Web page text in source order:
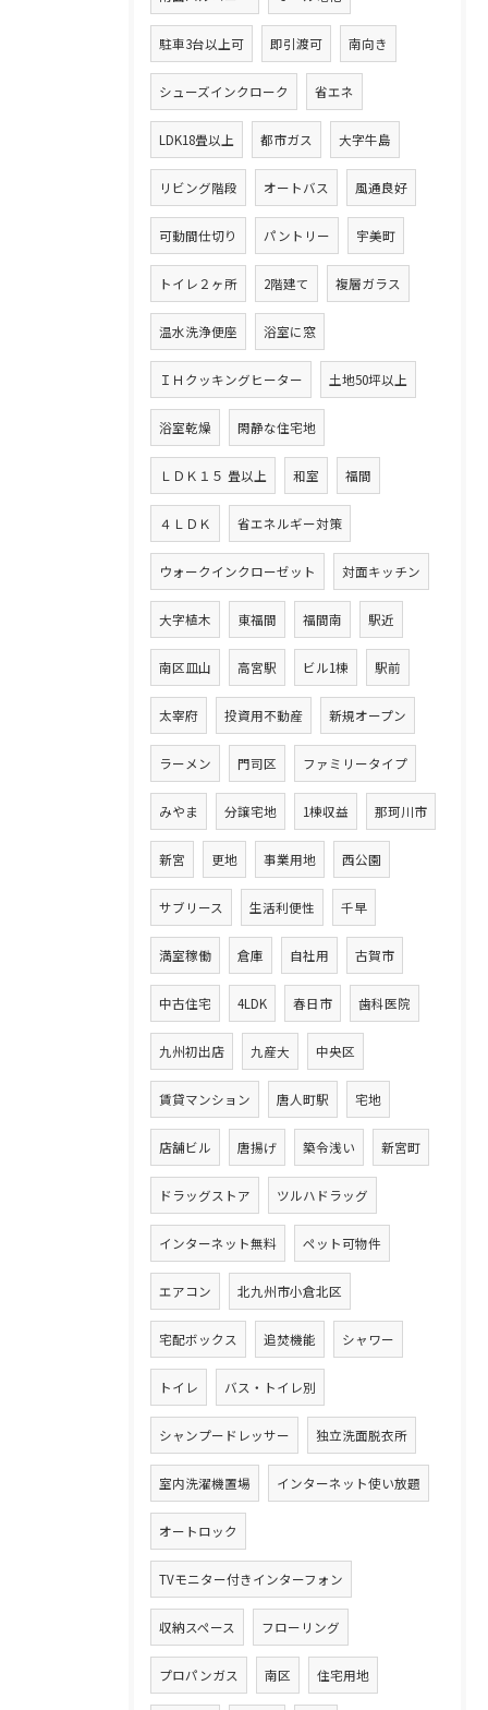
駐車3台以上可 即引渡可 南向き
シューズインクローク 省エネ
LDK18畳以上 都市ガス 大字牛島
リビング階段 オートバス 風通良好
可動間仕切り パントリー 宇美町
トイレ２ヶ所 2階建て 複層ガラス
温水洗浄便座 浴室に窓
ＩＨクッキングヒーター 土地50坪以上
浴室乾燥 閑静な住宅地
ＬＤＫ１５ 畳以上 和室 福間
４ＬＤＫ 省エネルギー対策
ウォークインクローゼット 対面キッチン
大字植木 東福間 福間南 駅近
南区皿山 高宮駅 ビル1棟 駅前
太宰府 投資用不動産 新規オープン
ラーメン 門司区 ファミリータイプ
みやま 分譲宅地 1棟収益 那珂川市
新宮 更地 事業用地 西公園
サブリース 生活利便性 千早
満室稼働 倉庫 自社用 古賀市
中古住宅 4LDK 春日市 歯科医院
九州初出店 九産大 中央区
賃貸マンション 唐人町駅 宅地
店舗ビル 唐揚げ 築令浅い 新宮町
ドラッグストア ツルハドラッグ
インターネット無料 ペット可物件
エアコン 北九州市小倉北区
宅配ボックス 追焚機能 シャワー
トイレ バス・トイレ別
シャンプードレッサー 独立洗面脱衣所
室内洗濯機置場 インターネット使い放題
オートロック
TVモニター付きインターフォン
収納スペース フローリング
プロパンガス 南区 住宅用地